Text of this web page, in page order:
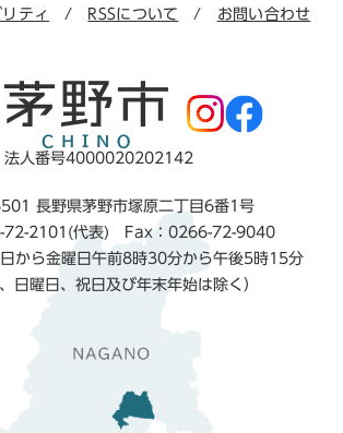
ティ RSSについて お問い合わせ
法人番号4000020202142
長野県茅野市塚原二丁目6番1号
72-2101(代表) Fax：0266-72-9040
から金曜日午前8時30分から午後5時15分
、日曜日、祝日及び年末年始は除く）